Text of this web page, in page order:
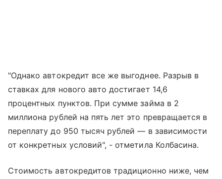
"Однако автокредит все же выгоднее. Разрыв в
ставках для нового авто достигает 14,6
процентных пунктов. При сумме займа в 2
миллиона рублей на пять лет это превращается в
переплату до 950 тысяч рублей — в зависимости
от конкретных условий", - отметила Колбасина.
Стоимость автокредитов традиционно ниже, чем